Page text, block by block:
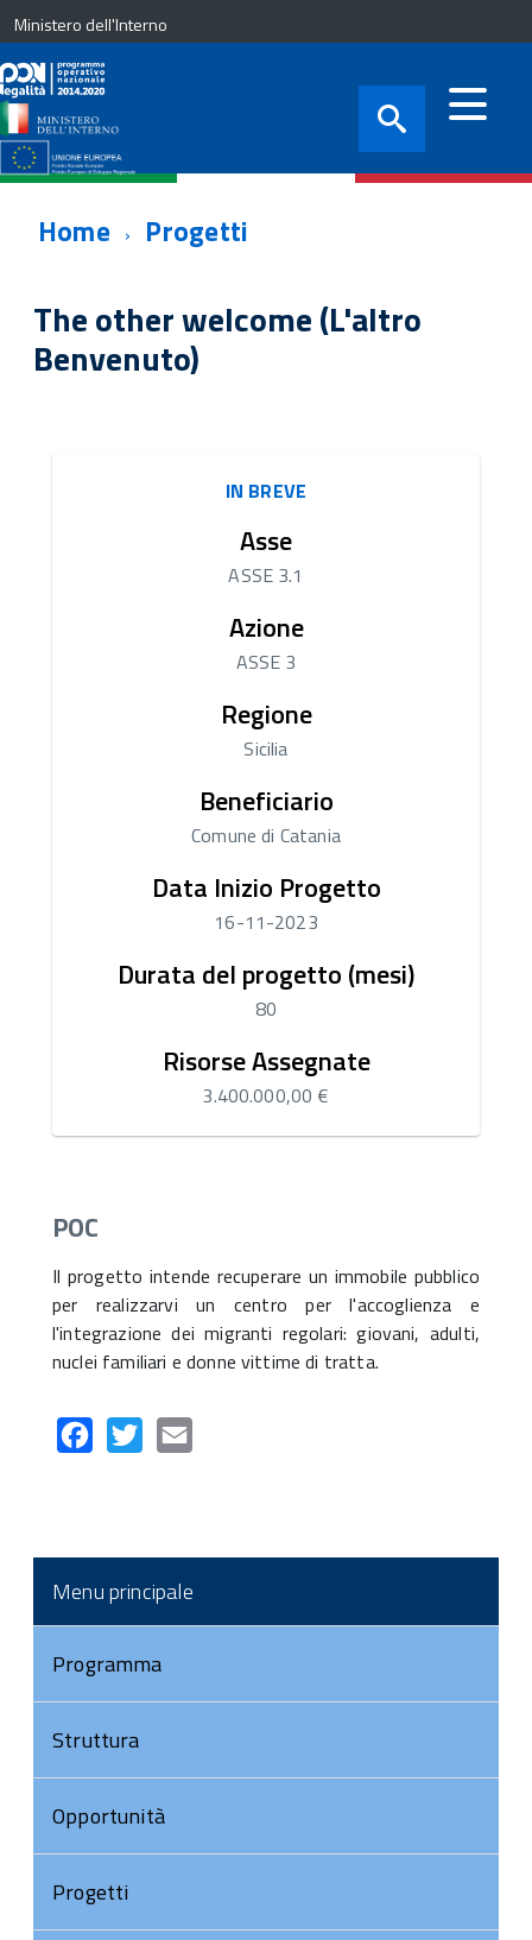
Ministero dell'Interno
Home Progetti
The other welcome (L'altro
Benvenuto)
IN BREVE
Asse
ASSE 3.1
Azione
ASSE 3
Regione
Sicilia
Beneficiario
Comune di Catania
Data Inizio Progetto
16-11-2023
Durata del progetto (mesi)
80
Risorse Assegnate
3.400.000,00 €
POC
Il progetto intende recuperare un immobile pubblico
per realizzarvi un centro per l'accoglienza e
l'integrazione dei migranti regolari: giovani, adulti,
nuclei familiari e donne vittime di tratta.
FacebookTwitter
Menu principale
Programma
Struttura
Opportunità
Progetti